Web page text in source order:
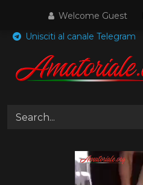
content
Welcome Guest
Unisciti al canale Telegram